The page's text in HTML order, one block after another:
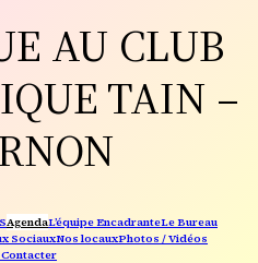
AU CLUB
TAIN –
AgendaL’équipe EncadranteLe Bureau
SociauxNos locauxPhotos / Vidéos